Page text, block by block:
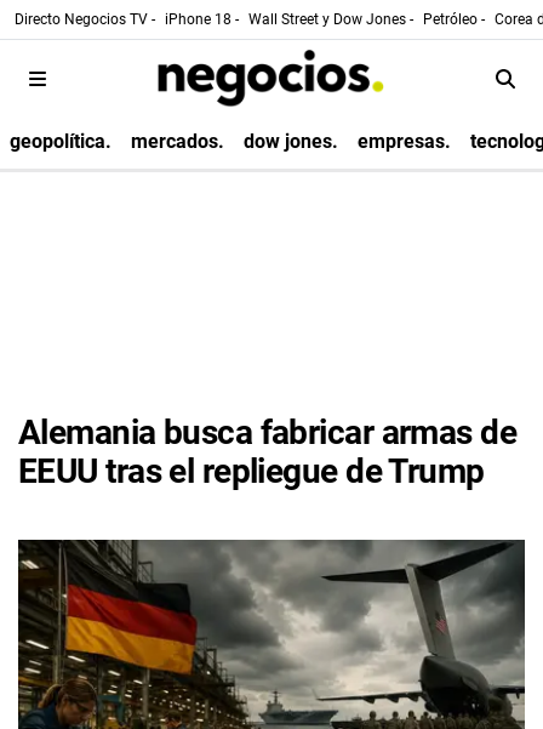
Directo Negocios TV - iPhone 18 - Wall Street y Dow Jones - Petróleo - Corea
geopolítica. mercados. dow jones. empresas.
Alemania busca fabricar armas de
EEUU tras el repliegue de Trump